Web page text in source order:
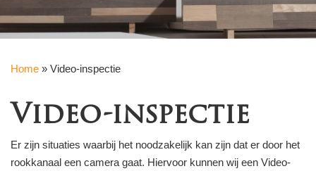
Home » Video-inspectie
Video-inspectie
Er zijn situaties waarbij het noodzakelijk kan zijn dat er door het
rookkanaal een camera gaat. Hiervoor kunnen wij een Video-